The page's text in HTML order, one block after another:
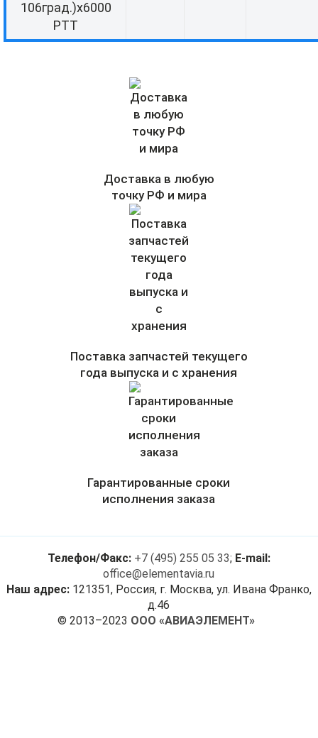
106град.)х6000
РТТ
Доставка в любую
точку РФ и мира
Поставка запчастей текущего
года выпуска и с хранения
Гарантированные сроки
исполнения заказа
Телефон/Факс: +7 (495) 255 05 33; E-mail:
office@elementavia.ru
Наш адрес: 121351, Россия, г. Москва, ул. Ивана Франко,
д.46
© 2013–2023 ООО «АВИАЭЛЕМЕНТ»